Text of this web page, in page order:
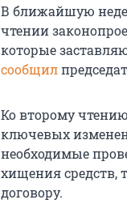
В ближайшую
чтении
которые
сообщил
Ко второму
ключевых
необходимые
хищения средств,
договору.